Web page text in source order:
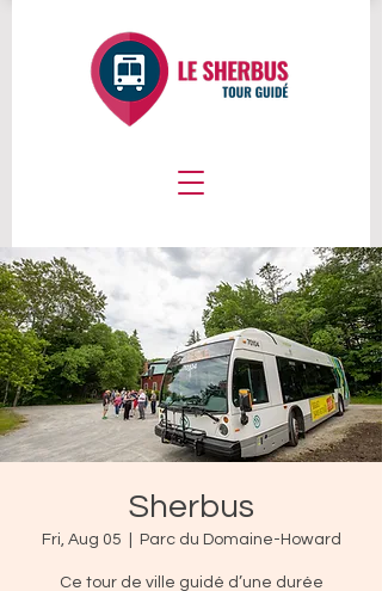
Sherbus
Fri, Aug 05 Parc du Domaine-Howard
Ce tour de ville guidé d’une durée